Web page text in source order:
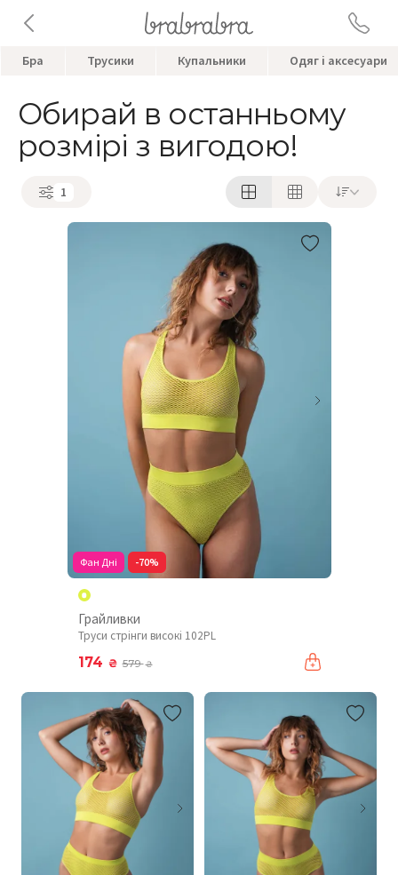
Бра Трусики Купальники Одяг і аксесуари
Обирай в останньому
розмірі з вигодою!
1
Фан Дні -70%
Грайливки
Труси стрінги високі 102PL
174 ₴ 579₴